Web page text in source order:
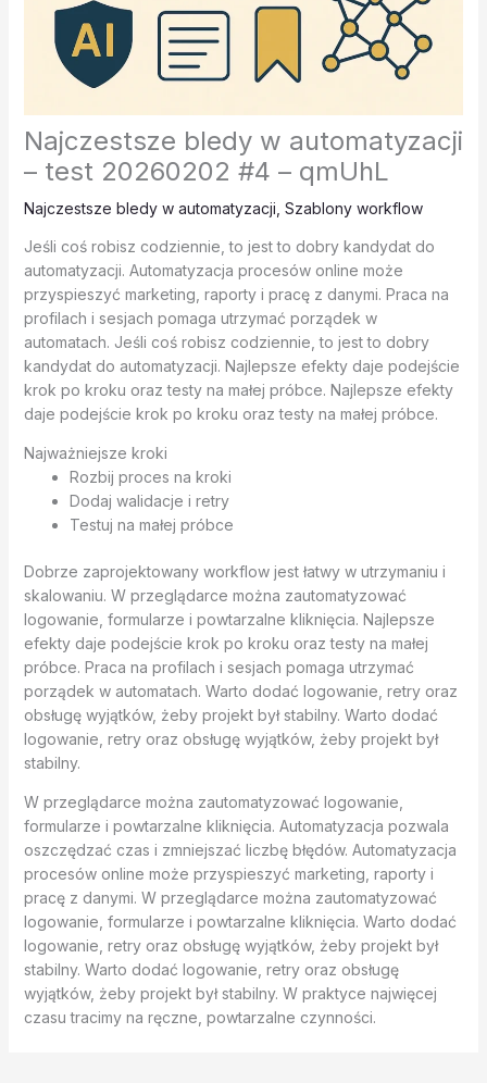
Najczestsze bledy w automatyzacji
– test 20260202 #4 – qmUhL
Najczestsze bledy w automatyzacji Szablony workflow
Jeśli coś robisz codziennie, to jest to dobry kandydat do
automatyzacji. Automatyzacja procesów online może
przyspieszyć marketing, raporty i pracę z danymi. Praca na
profilach i sesjach pomaga utrzymać porządek w
automatach. Jeśli coś robisz codziennie, to jest to dobry
kandydat do automatyzacji. Najlepsze efekty daje podejście
krok po kroku oraz testy na małej próbce. Najlepsze efekty
daje podejście krok po kroku oraz testy na małej próbce.
Najważniejsze kroki
Rozbij proces na kroki
Dodaj walidacje i retry
Testuj na małej próbce
Dobrze zaprojektowany workflow jest łatwy w utrzymaniu i
skalowaniu. W przeglądarce można zautomatyzować
logowanie, formularze i powtarzalne kliknięcia. Najlepsze
efekty daje podejście krok po kroku oraz testy na małej
próbce. Praca na profilach i sesjach pomaga utrzymać
porządek w automatach. Warto dodać logowanie, retry oraz
obsługę wyjątków, żeby projekt był stabilny. Warto dodać
logowanie, retry oraz obsługę wyjątków, żeby projekt był
stabilny.
W przeglądarce można zautomatyzować logowanie,
formularze i powtarzalne kliknięcia. Automatyzacja pozwala
oszczędzać czas i zmniejszać liczbę błędów. Automatyzacja
procesów online może przyspieszyć marketing, raporty i
pracę z danymi. W przeglądarce można zautomatyzować
logowanie, formularze i powtarzalne kliknięcia. Warto dodać
logowanie, retry oraz obsługę wyjątków, żeby projekt był
stabilny. Warto dodać logowanie, retry oraz obsługę
wyjątków, żeby projekt był stabilny. W praktyce najwięcej
czasu tracimy na ręczne, powtarzalne czynności.